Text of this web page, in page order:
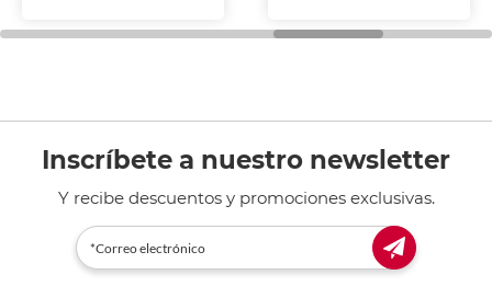
general de oficina.
Inscríbete a nuestro newsletter
Y recibe descuentos y promociones exclusivas.